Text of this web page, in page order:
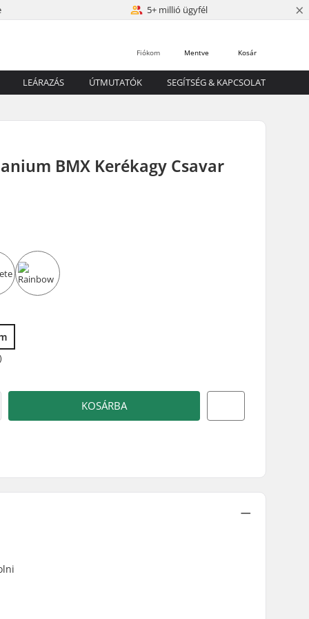
5+ millió ügyfél ×
Kosár
Mentve
Fiókom
LEÁRAZÁS ÚTMUTATÓK SEGÍTSÉG & KAPCSOLAT
BMX Kerékagy Csavar
KOSÁRBA